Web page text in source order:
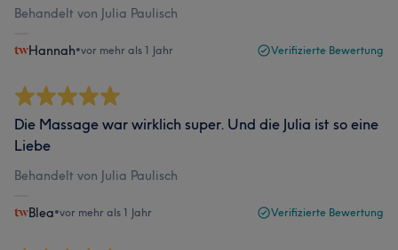
Behandelt von Julia Paulisch
Hannah•vor mehr als 1 Jahr Verifizierte Bewertung
Die Massage war wirklich super. Und die Julia ist so eine
Liebe
Behandelt von Julia Paulisch
Blea•vor mehr als 1 Jahr Verifizierte Bewertung